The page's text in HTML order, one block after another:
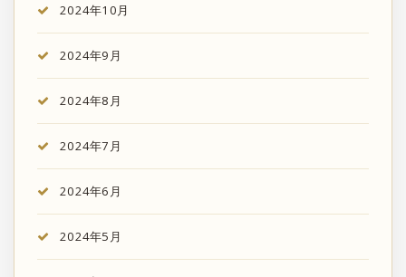
2024年10月
2024年9月
2024年8月
2024年7月
2024年6月
2024年5月